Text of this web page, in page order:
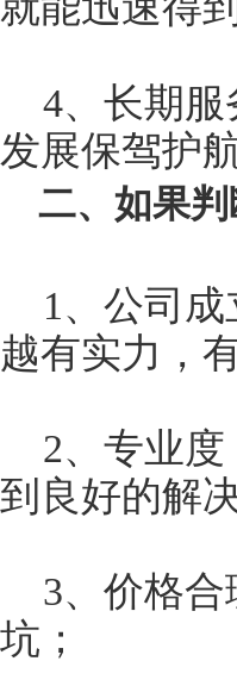
4、长期服
发展保驾护航
二、如果判
1、公司成
越有实力，
2、专业度
到良好的解
3、价格合
坑；